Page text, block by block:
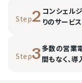
Step2 コンシェル
りのサービ
Step3多数の営業
間もなく、導